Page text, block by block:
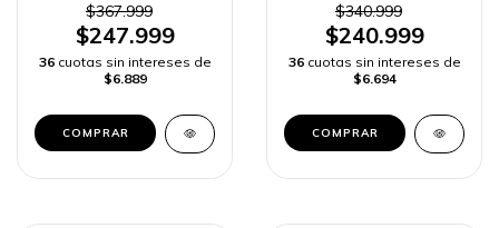
$367.999
$247.999
36 cuotas sin intereses de
$6.889
COMPRAR
$340.999
$240.999
36 cuotas sin intereses de
$6.694
COMPRAR